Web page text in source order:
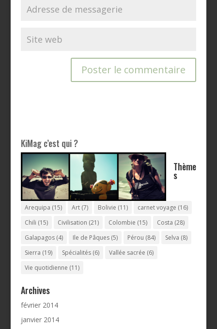
KiMag c’est qui ?
Thème
s
Arequipa (15) Art(7) Bolivie (11) carnet voyage (16)
Chili (15) Civilisation (21) Colombie (15) Costa (28)
Galapagos(4) Ile de Pâques(5) Pérou (84) Selva (8)
Sierra (19) Spécialités(6) Vallée sacrée (6)
Vie quotidienne (11)
Archives
février 2014
janvier 2014